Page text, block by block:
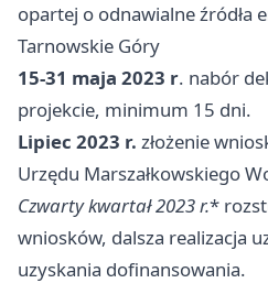
opartej o odnawialne źródła
Tarnowskie Góry
15-31 maja 2023 r. nabór
projekcie, minimum 15 dni.
Lipiec 2023 r. złożenie
Urzędu Marszałkowskiego
Czwarty kwartał2023 r.*
wniosków, dalsza realizacja
uzyskania dofinansowania.